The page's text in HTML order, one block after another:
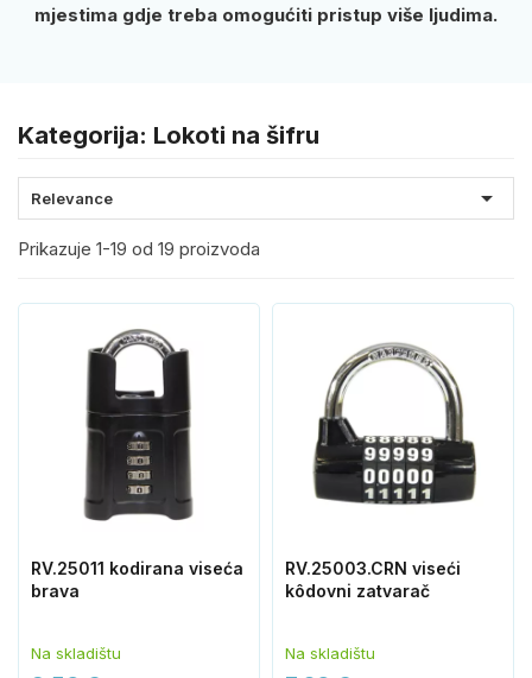
mjestima gdje treba omogućiti pristup više ljudima.
Kategorija: Lokoti na šifru
Relevance 
Prikazuje 1-19 od 19 proizvoda
RV.25011 kodirana viseća
brava
Na skladištu
RV.25003.CRN viseći
kôdovni zatvarač
Na skladištu